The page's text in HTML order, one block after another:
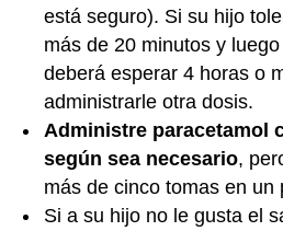
está seguro). Si su hijo
más de 20 minutos y
deberá esperar 4 horas o
administrarle otra dosis.
Administre paracetamol
según sea necesario,
más de cinco tomas en un
Si a su hijo no le gusta el